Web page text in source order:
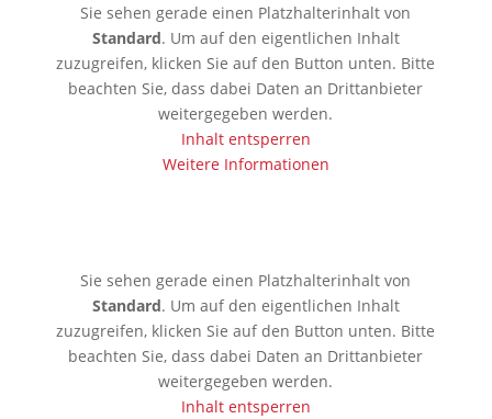
Sie sehen gerade einen Platzhalterinhalt von
Standard. Um auf den eigentlichen Inhalt
zuzugreifen, klicken Sie auf den Button unten. Bitte
beachten Sie, dass dabei Daten an Drittanbieter
weitergegeben werden.
Inhalt entsperren
Weitere Informationen
Sie sehen gerade einen Platzhalterinhalt von
Standard. Um auf den eigentlichen Inhalt
zuzugreifen, klicken Sie auf den Button unten. Bitte
beachten Sie, dass dabei Daten an Drittanbieter
weitergegeben werden.
Inhalt entsperren